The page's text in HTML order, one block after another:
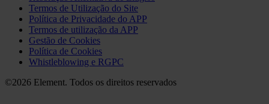
Termos de Utilização do Site
Política de Privacidade do APP
Termos de utilização da APP
Gestão de Cookies
Política de Cookies
Whistleblowing e RGPC
©2026 Element. Todos os direitos reservados